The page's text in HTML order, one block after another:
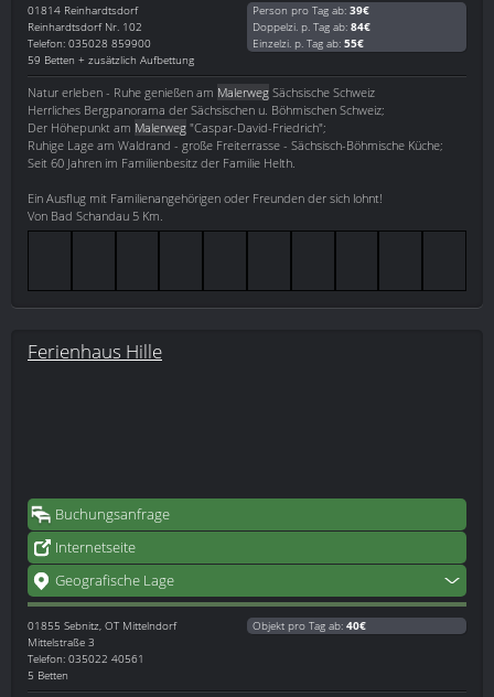
01814 Reinhardtsdorf
Reinhardtsdorf Nr. 102
Telefon: 035028 859900
59 Betten + zusätzlich Aufbettung
Person pro Tag ab: 39€
Doppelzi. p. Tag ab: 84€
Einzelzi. p. Tag ab: 55€
Natur erleben - Ruhe genießen am Malerweg Sächsische Schweiz
Herrliches Bergpanorama der Sächsischen u. Böhmischen Schweiz;
Der Höhepunkt am Malerweg "Caspar-David-Friedrich";
Ruhige Lage am Waldrand - große Freiterrasse - Sächsisch-Böhmische Küche;
Seit 60 Jahren im Familienbesitz der Familie Helth.
Ein Ausflug mit Familienangehörigen oder Freunden der sich lohnt!
Von Bad Schandau 5 Km.
Ferienhaus Hille
Buchungsanfrage
Internetseite
Geografische Lage
01855 Sebnitz, OT Mittelndorf
Mittelstraße 3
Telefon: 035022 40561
5 Betten
Objekt pro Tag ab: 40€